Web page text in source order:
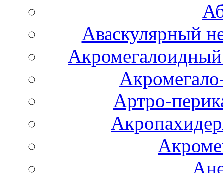
Аваскулярный
Акромегалоидный
Артро-